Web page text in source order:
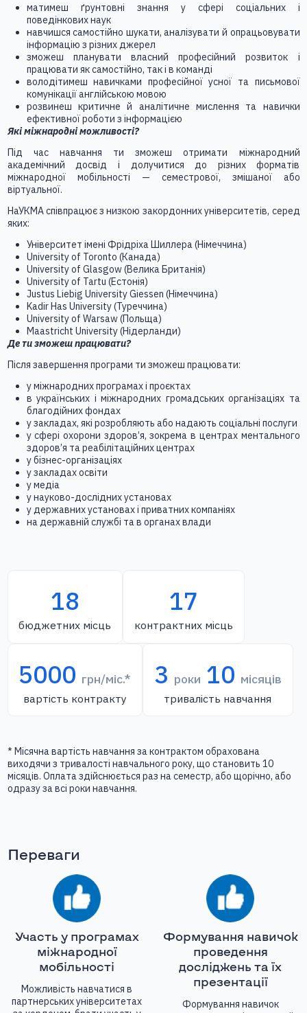
матимеш ґрунтовні знання у сфері соціальних і
поведінкових наук
навчишся самостійно шукати, аналізувати й опрацьовувати
інформацію з різних джерел
зможеш планувати власний професійний розвиток і
працювати як самостійно, так і в команді
володітимеш навичками професійної усної та письмової
комунікації англійською мовою
розвинеш критичне й аналітичне мислення та навички
ефективної роботи з інформацією
Які міжнародні можливості?
Під час навчання ти зможеш отримати міжнародний
академічний досвід і долучитися до різних форматів
міжнародної мобільності — семестрової, змішаної або
віртуальної.
НаУКМА співпрацює з низкою закордонних університетів, серед
яких:
Університет імені Фрідріха Шиллера (Німеччина)
University of Toronto (Канада)
University of Glasgow(Велика Британія)
University of Tartu (Естонія)
Justus Liebig University Giessen (Німеччина)
Kadir Has University(Туреччина)
University of Warsaw(Польща)
Maastricht University(Нідерланди)
Де ти зможеш працювати?
Після завершення програми ти зможеш працювати:
у міжнародних програмах і проєктах
в українських і міжнародних громадських організаціях та
благодійних фондах
у закладах, які розробляють або надають соціальні послуги
у сфері охорони здоров’я, зокрема в центрах ментального
здоров’я та реабілітаційних центрах
у бізнес-організаціях
у закладах освіти
у медіа
у науково-дослідних установах
у державних установах і приватних компаніях
на державній службі та в органах влади
18
бюджетних місць
17
контрактних місць
5000 грн/міс.*
вартість контракту
3 роки 10 місяців
тривалість навчання
* Місячна вартість навчання за контрактом обрахована
виходячи з тривалості навчального року, що становить 10
місяців. Оплата здійснюється раз на семестр, або щорічно, або
одразу за всі роки навчання.
Переваги
Участь у програмах
міжнародної
мобільності
Можливість навчатися в
партнерських університетах
Формування навичок
проведення
досліджень та їх
презентації
Формування навичок